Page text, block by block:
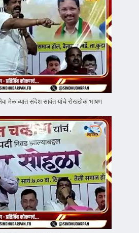
मेळाव्यात संदेश सावंत यांचे रोखठोक भाषण